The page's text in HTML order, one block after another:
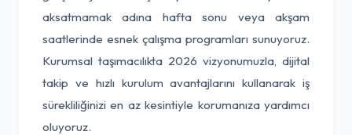
aksatmamak adına hafta sonu veya akşam
saatlerinde esnek çalışma programları sunuyoruz.
Kurumsal taşımacılıkta 2026 vizyonumuzla, dijital
takip ve hızlı kurulum avantajlarını kullanarak iş
sürekliliğinizi en az kesintiyle korumanıza yardımcı
oluyoruz.